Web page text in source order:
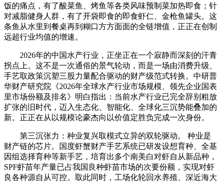
饭的痛点，有了酸菜鱼、烤鱼等各类风味预制菜加热即食；针
对减脂健身人群，有了开袋即食的即食虾仁、金枪鱼罐头。这
条鱼从水里到餐桌再到糊口方方面面的全链增值，正正在创制
远超行业均值的增速。
2026年的中国水产行业，正坐正在一个寂静而深刻的汗青
拐点上。这不是一次通俗的景气轮动，而是一场由消费升级、
手艺取政策沉塑三股力量配合驱动的财产级范式转换。中研普
华财产研究院《2026年全球水产行业市场规模、领先企业国表
里市场份额及排名》明白指出：当前水产行业已完全辞别粗放
扩张的旧时代，迈入生态化、智能化、全球化三沉势能叠加的
新。正正在从以规模论豪杰向以价值定胜负完成一次身份。
第三沉张力：种业复兴取模式立异的双轮驱动。 种业是
财产链的芯片。国度虾蟹财产手艺系统已研发设想育种、全基
因组选择育种等新手艺，培育出多个南美白对虾自从新品种，
SPF虾苗年产量已占我国良种虾苗市场的次要份额，实现对虾
良各种源自从可控。取此同时，工场化轮回水养殖、深近海大